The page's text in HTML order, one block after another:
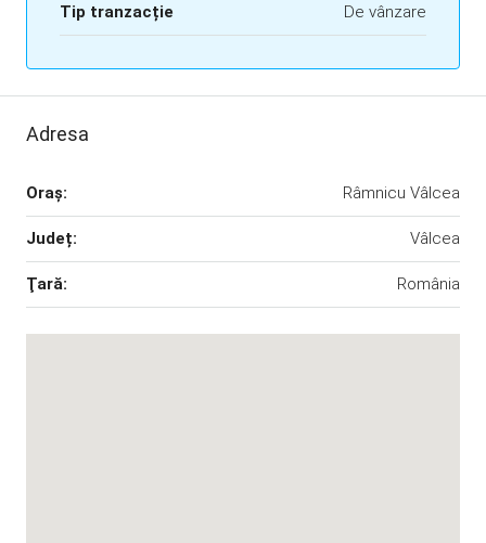
Tip tranzacție De vânzare
Adresa
Oraş: Râmnicu Vâlcea
Județ: Vâlcea
Ţară: România